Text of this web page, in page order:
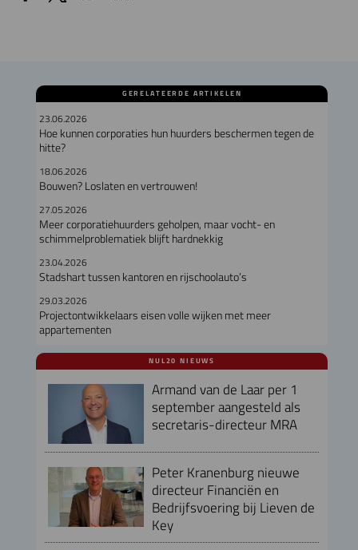
GERELATEERDE ARTIKELEN
23.06.2026
Hoe kunnen corporaties hun huurders beschermen tegen de
hitte?
18.06.2026
Bouwen? Loslaten en vertrouwen!
27.05.2026
Meer corporatiehuurders geholpen, maar vocht- en
schimmelproblematiek blijft hardnekkig
23.04.2026
Stadshart tussen kantoren en rijschoolauto’s
29.03.2026
Projectontwikkelaars eisen volle wijken met meer
appartementen
NUL20 NIEUWS
Armand van de Laar per 1
september aangesteld als
secretaris-directeur MRA
Peter Kranenburg nieuwe
directeur Financiën en
Bedrijfsvoering bij Lieven de
Key